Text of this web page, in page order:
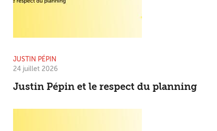
JUSTIN PÉPIN
24 juillet 2026
Justin Pépin et le respect du planning